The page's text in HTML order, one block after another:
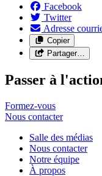
Facebook
Twitter
Adresse
Copier
Partager…
Passer à
Formez-vous
Nous contacter
Salle des médias
Nous contacter
Notre équipe
À propos